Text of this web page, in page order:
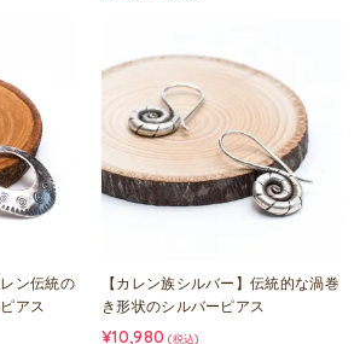
ン伝統の
アス
【カレン族シルバー】伝統的な渦巻
き形状のシルバーピアス
¥10,980 (税込)